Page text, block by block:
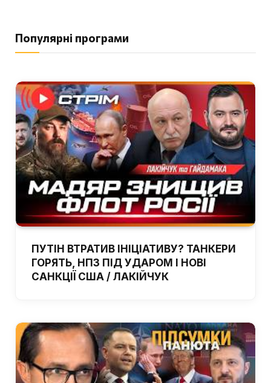
Популярні програми
ПУТІН ВТРАТИВ ІНІЦІАТИВУ? ТАНКЕРИ
ГОРЯТЬ, НПЗ ПІД УДАРОМ І НОВІ
САНКЦІЇ США / ЛАКІЙЧУК